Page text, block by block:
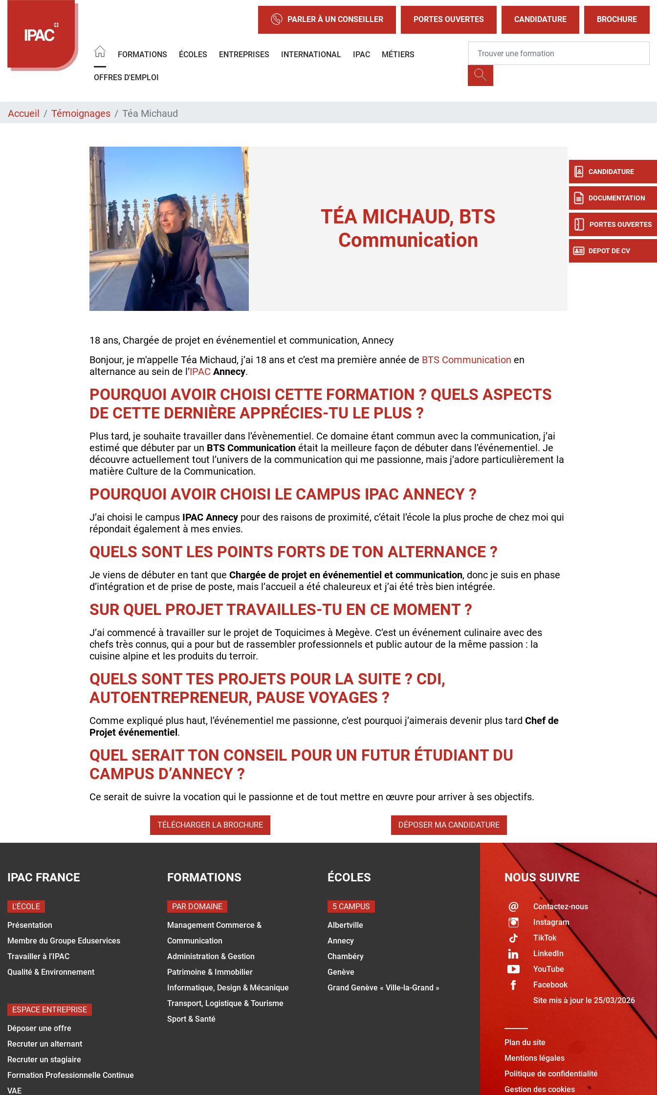
PARLER À UN CONSEILLER PORTES OUVERTES CANDIDATURE BROCHURE
FORMATIONS ÉCOLES ENTREPRISES INTERNATIONAL IPAC MÉTIERS
OFFRES D'EMPLOI
CANDIDATURE
DOCUMENTATION
PORTES OUVERTES
DEPOT DE CV
Accueil Témoignages Téa Michaud
TÉA MICHAUD, BTS
Communication
18 ans, Chargée de projet en événementiel et communication, Annecy
Bonjour, je m'appelle Téa Michaud, j’ai 18 ans et c’est ma première année de BTS Communication en
alternance au sein de l’IPAC Annecy.
POURQUOI AVOIR CHOISI CETTE FORMATION ? QUELS ASPECTS
DE CETTE DERNIÈRE APPRÉCIES-TU LE PLUS ?
Plus tard, je souhaite travailler dans l’évènementiel. Ce domaine étant commun avec la communication, j’ai
estimé que débuter par un BTS Communication était la meilleure façon de débuter dans l’événementiel. Je
découvre actuellement tout l’univers de la communication qui me passionne, mais j’adore particulièrement la
matière Culture de la Communication.
POURQUOI AVOIR CHOISI LE CAMPUS IPAC ANNECY ?
J’ai choisi le campus IPAC Annecy pour des raisons de proximité, c’était l’école la plus proche de chez moi qui
répondait également à mes envies.
QUELS SONT LES POINTS FORTS DE TON ALTERNANCE ?
Je viens de débuter en tant que Chargée de projet en événementiel et communication, donc je suis en phase
d’intégration et de prise de poste, mais l’accueil a été chaleureux et j’ai été très bien intégrée.
SUR QUEL PROJET TRAVAILLES-TU EN CE MOMENT ?
J’ai commencé à travailler sur le projet de Toquicimes à Megève. C’est un événement culinaire avec des
chefs très connus, qui a pour but de rassembler professionnels et public autour de la même passion : la
cuisine alpine et les produits du terroir.
QUELS SONT TES PROJETS POUR LA SUITE ? CDI,
AUTOENTREPRENEUR, PAUSE VOYAGES ?
Comme expliqué plus haut, l’événementiel me passionne, c’est pourquoi j’aimerais devenir plus tard Chef de
Projet événementiel.
QUEL SERAIT TON CONSEIL POUR UN FUTUR ÉTUDIANT DU
CAMPUS D’ANNECY ?
Ce serait de suivre la vocation qui le passionne et de tout mettre en œuvre pour arriver à ses objectifs.
TÉLÉCHARGER LA BROCHURE DÉPOSER MA CANDIDATURE
IPAC FRANCE
L'ÉCOLE
Présentation
Membre du Groupe Eduservices
Travailler à l'IPAC
Qualité & Environnement
ESPACE ENTREPRISE
Déposer une offre
Recruter un alternant
Recruter un stagiaire
Formation Professionnelle Continue
VAE
FORMATIONS
PAR DOMAINE
Management Commerce &
Communication
Administration & Gestion
Patrimoine & Immobilier
Informatique, Design & Mécanique
Transport, Logistique & Tourisme
Sport & Santé
ÉCOLES
5 CAMPUS
Albertville
Annecy
Chambéry
Genève
Grand Genève « Ville-la-Grand »
NOUS SUIVRE
Contactez-nous
Instagram
TikTok
LinkedIn
YouTube
Facebook
Site mis à jour le 25/03/2026
Plan du site
Mentions légales
Politique de confidentialité
Gestion des cookies